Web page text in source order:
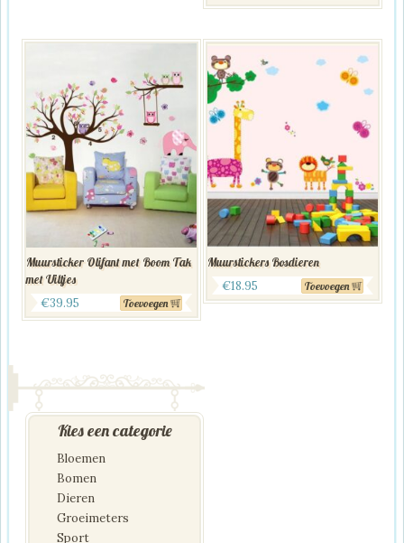
Muursticker Olifant met Boom Tak
met Uiltjes
€39.95 Toevoegen
Muurstickers Bosdieren
€18.95 Toevoegen
Kies een categorie
Bloemen
Bomen
Dieren
Groeimeters
Sport